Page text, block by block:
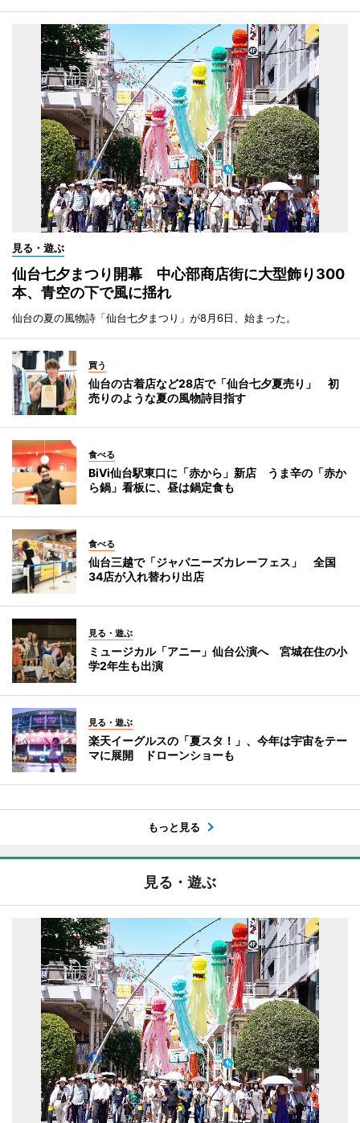
見る・遊ぶ
仙台七夕まつり開幕 中心部商店街に大型飾り300
本、青空の下で風に揺れ
仙台の夏の風物詩「仙台七夕まつり」が8月6日、始まった。
買う
仙台の古着店など28店で「仙台七夕夏売り」 初
売りのような夏の風物詩目指す
食べる
BiVi仙台駅東口に「赤から」新店 うま辛の「赤か
ら鍋」看板に、昼は鍋定食も
食べる
仙台三越で「ジャパニーズカレーフェス」 全国
34店が入れ替わり出店
見る・遊ぶ
ミュージカル「アニー」仙台公演へ 宮城在住の小
学2年生も出演
見る・遊ぶ
楽天イーグルスの「夏スタ！」、今年は宇宙をテー
マに展開 ドローンショーも
もっと見る
見る・遊ぶ